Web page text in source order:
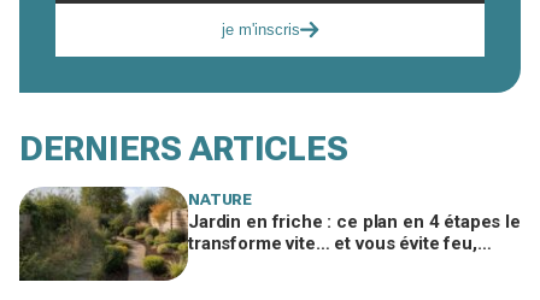
je m'inscris
DERNIERS ARTICLES
NATURE
Jardin en friche : ce plan en 4 étapes le
transforme vite… et vous évite feu,